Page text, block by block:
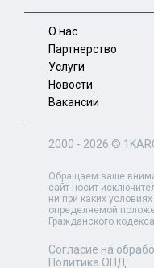
О нас
Партнерство
Услуги
Новости
Вакансии
2000 - 2026 ©
Обращаем ваше
сайт носит
ни при каких
определяемой
Гражданского
Согласие на
Политика ОПД